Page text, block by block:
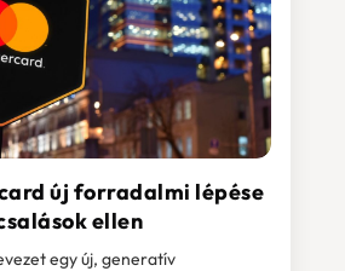
új forradalmi lépése
ellen
egy új, generatív